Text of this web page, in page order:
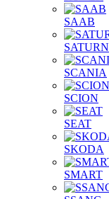
SAAB
SATURN
SCANIA
SCION
SEAT
SKODA
SMART